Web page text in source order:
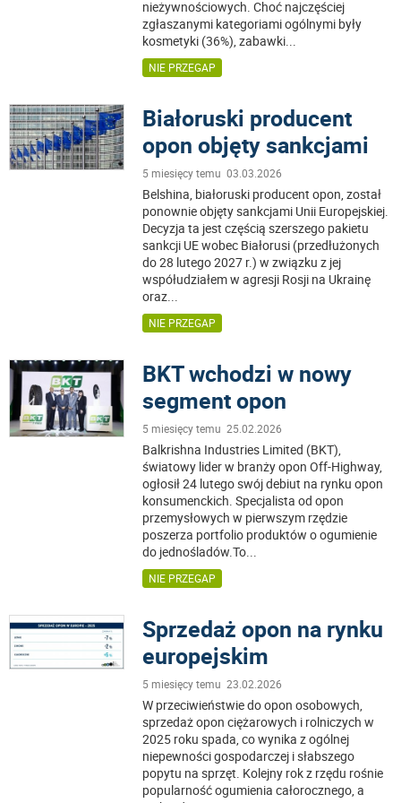
nieżywnościowych. Choć najczęściej
zgłaszanymi kategoriami ogólnymi były
kosmetyki (36%), zabawki...
NIE PRZEGAP
Białoruski producent
opon objęty sankcjami
5 miesięcy temu 03.03.2026
Belshina, białoruski producent opon, został
ponownie objęty sankcjami Unii Europejskiej.
Decyzja ta jest częścią szerszego pakietu
sankcji UE wobec Białorusi (przedłużonych
do 28 lutego 2027 r.) w związku z jej
współudziałem w agresji Rosji na Ukrainę
oraz...
NIE PRZEGAP
BKT wchodzi w nowy
segment opon
5 miesięcy temu 25.02.2026
Balkrishna Industries Limited (BKT),
światowy lider w branży opon Off-Highway,
ogłosił 24 lutego swój debiut na rynku opon
konsumenckich. Specjalista od opon
przemysłowych w pierwszym rzędzie
poszerza portfolio produktów o ogumienie
do jednośladów.To...
NIE PRZEGAP
Sprzedaż opon na rynku
europejskim
5 miesięcy temu 23.02.2026
W przeciwieństwie do opon osobowych,
sprzedaż opon ciężarowych i rolniczych w
2025 roku spada, co wynika z ogólnej
niepewności gospodarczej i słabszego
popytu na sprzęt. Kolejny rok z rzędu rośnie
popularność ogumienia całorocznego, a